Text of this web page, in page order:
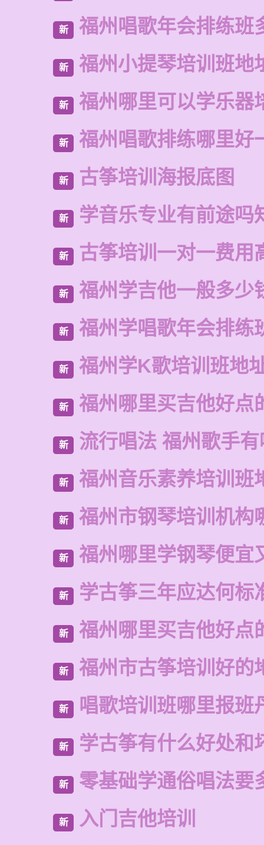
新 福州唱歌年会排练班
新 福州小提琴培训班地
新 福州哪里可以学乐器
新 福州唱歌排练哪里好
新 古筝培训海报底图
新 学音乐专业有前途吗
新 古筝培训一对一费用
新 福州学吉他一般多少
新 福州学唱歌年会排练
新 福州学K歌培训班地
新 福州哪里买吉他好点
新 流行唱法 福州歌手
新 福州音乐素养培训班
新 福州市钢琴培训机构
新 福州哪里学钢琴便宜
新 学古筝三年应达何标
新 福州哪里买吉他好点
新 福州市古筝培训好的
新 唱歌培训班哪里报班
新 学古筝有什么好处和
新 零基础学通俗唱法要
新 入门吉他培训